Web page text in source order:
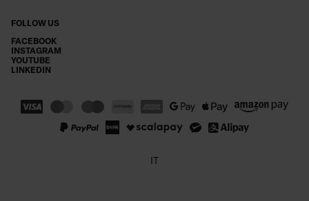
FOLLOW US
FACEBOOK
INSTAGRAM
YOUTUBE
LINKEDIN
IT